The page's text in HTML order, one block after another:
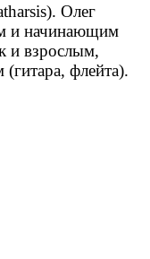
Олег
и начинающим
и взрослым,
(гитара, флейта).